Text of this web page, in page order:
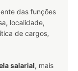
das funções
localidade,
de cargos,
salarial, mais